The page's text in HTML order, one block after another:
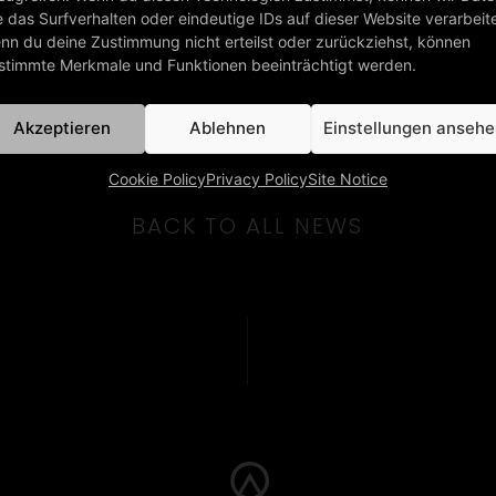
das Surfverhalten oder eindeutige IDs auf dieser Website
du deine Zustimmung nicht erteilst oder zurückziehst, können
Merkmale und Funktionen beeinträchtigt werden.
Akzeptieren Ablehnen Einstellungen
Cookie PolicyPrivacy PolicySite Notice
02/2022
BACK TO ALL NEWS